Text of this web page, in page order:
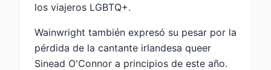
los viajeros LGBTQ+.
Wainwright también expresó su pesar por la
pérdida de la cantante irlandesa queer
Sinead O'Connor a principios de este año.